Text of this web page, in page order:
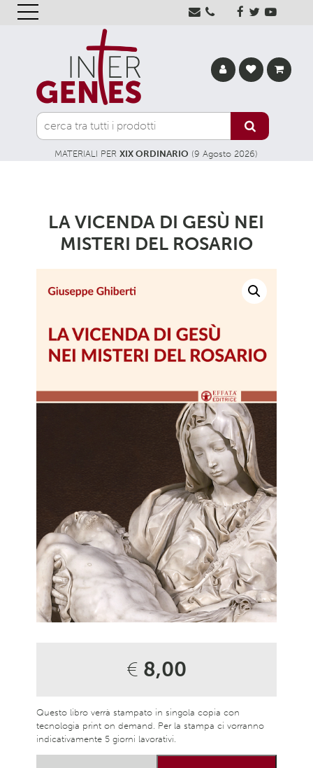
MATERIALI PERXIX ORDINARIO (9 Agosto 2026)
LA VICENDA DI GESÙ NEI
MISTERI DEL ROSARIO
€ 8,00
Questo libro verrà stampato in singola copia con
tecnologia print on demand. Per la stampa ci vorranno
indicativamente 5 giorni lavorativi.